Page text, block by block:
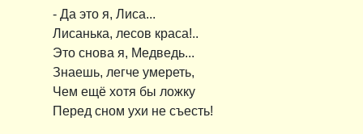
- Да это я, Лиса...
Лисанька, лесов краса!..
Это снова я, Медведь...
Знаешь, легче умереть,
Чем ещё хотя бы ложку
Перед сном ухи не съесть!